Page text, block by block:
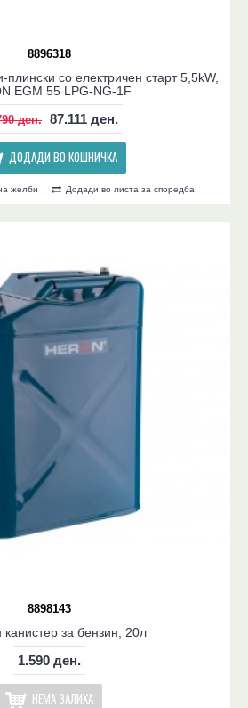
8896318
плински со електричен старт 5,5kW,
EGM 55 LPG-NG-1F
ден. 87.111 ден.
ДОДАДИ ВО КОШНИЧКА
желби Додади во листа за споредба
8898143
канистер за бензин, 20л
1.590 ден.
НЕМА ЗАЛИХА